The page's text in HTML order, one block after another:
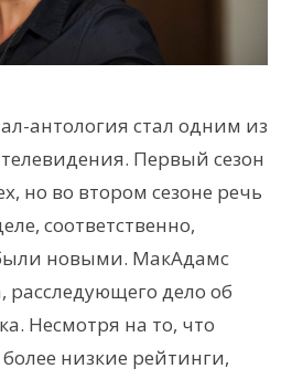
антология стал одним из
Первый сезон
но во втором сезоне речь
соответственно,
новыми. МакАдамс
расследующего дело об
Несмотря на то, что
низкие рейтинги,